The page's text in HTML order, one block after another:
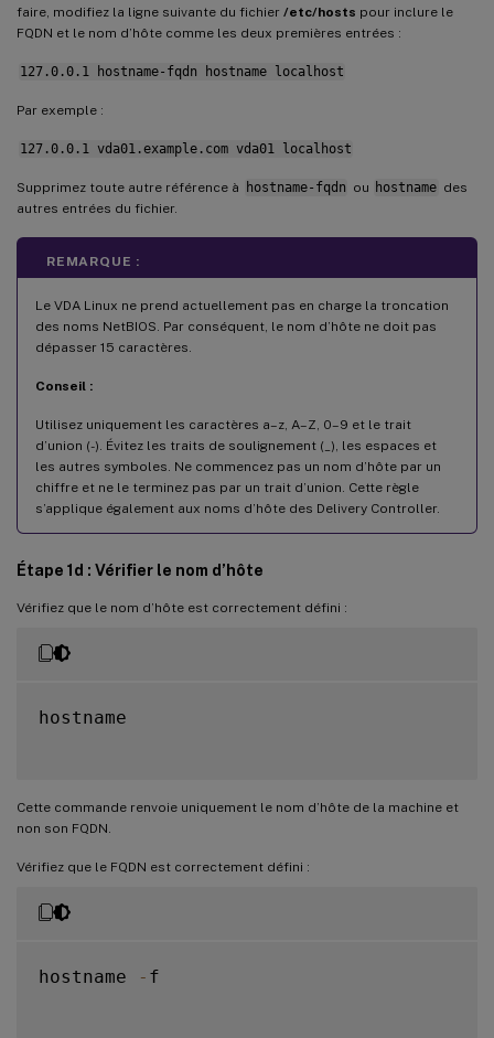
faire, modifiez la ligne suivante du fichier /etc/hosts pour inclure le
FQDN et le nom d’hôte comme les deux premières entrées :
127.0.0.1 hostname-fqdn hostname localhost
Par exemple :
127.0.0.1 vda01.example.com vda01 localhost
Supprimez toute autre référence à hostname-fqdn ou hostname des
autres entrées du fichier.
REMARQUE :
Le VDA Linux ne prend actuellement pas en charge la troncation
des noms NetBIOS. Par conséquent, le nom d’hôte ne doit pas
dépasser 15 caractères.
Conseil :
Utilisez uniquement les caractères a–z, A–Z, 0–9 et le trait
d’union (-). Évitez les traits de soulignement (_), les espaces et
les autres symboles. Ne commencez pas un nom d’hôte par un
chiffre et ne le terminez pas par un trait d’union. Cette règle
s’applique également aux noms d’hôte des Delivery Controller.
Étape 1d : Vérifier le nom d’hôte
Vérifiez que le nom d’hôte est correctement défini :
hostname
Cette commande renvoie uniquement le nom d’hôte de la machine et
non son FQDN.
Vérifiez que le FQDN est correctement défini :
hostname - f
Étape 11 : Créer des catalogues de machines